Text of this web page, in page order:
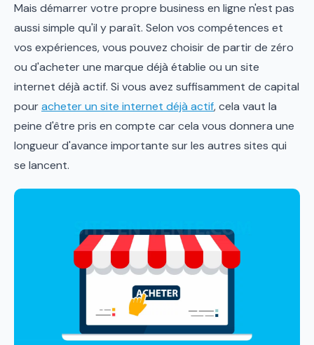
Mais démarrer votre propre business en ligne n'est pas
aussi simple qu'il y paraît. Selon vos compétences et
vos expériences, vous pouvez choisir de partir de zéro
ou d'acheter une marque déjà établie ou un site
internet déjà actif. Si vous avez suffisamment de capital
pouracheter un site internet déjà actif, cela vaut la
peine d'être pris en compte car cela vous donnera une
longueur d'avance importante sur les autres sites qui
se lancent.